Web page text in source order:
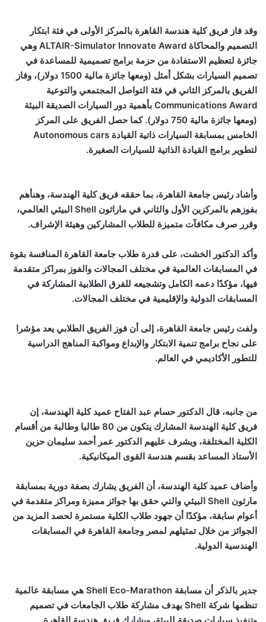
وقد فاز فريق كلية هندسة القاهرة بالمركز الأولى في فئة ابتكار
التصميم والمحاكاة ALTAIR-Simulator Innovate Award وهي
جائزة لتعظيم الاستفادة من حزمة برامج تصميمية للمساعدة في
تصميم السيارات بشكل أمثل (ومعها جائزة مالية 1500 دولار)، وفاز
الفريق بالمركز الثاني في فئة التواصل المجتمعي والتوعية
Communications Award بأهمية دور السيارات الصديقة البيئة
(ومعها جائزة مالية 750 دولار). كما حصل الفريق على المركز
الخامس بمسابقة السيارات ذاتية القيادة Autonomous cars
لتطوير برامج القيادة الذاتية للسيارات الصغيرة.
وأشاد رئيس جامعة القاهرة، بما حققه فريق كلية الهندسة، وهنأهم
بفوزهم بالمركزين الأول والثاني في ماراثون Shell البيئي العالمي،
وقرر صرف مكافآت متميزة للطلاب المشاركين وهيئة الإشراف.
وأكد الدكتور الخشت، على قدرة طلاب جامعة القاهرة المنافسة بقوة
في المسابقات العالمية في مختلف المجالات والفوز بمراكز متقدمة
فيها، مؤكدًا دعمه الكامل وتشجيعه للفرق الطلابية المشاركة في
المسابقات الدولية والإقليمية في مختلف المجالات.
ولفت رئيس جامعة القاهرة، إلى أن فوز الفريق الطلابي يعد مؤشرا
على نجاح برامج تنمية الابتكار والإبداع ومواكبة المناهج الدراسية
للتطور الأكاديمي في العالم.
من جانبه، قال الدكتور حسام عبد الفتاح عميد كلية الهندسة، إن
فريق كلية الهندسة المشارك يتكون من 80 طالبا وطالبة من أقسام
الكلية المختلفة، ويشرف عليهم الدكتور عمر أحمد سليمان حزين
الأستاذ المساعد بقسم هندسة القوى الميكانيكية.
وأضاف عميد كلية الهندسة، أن الفريق يشارك بصفة دورية بمسابقة
مارثون Shell البيئي والتي حقق بها جوائز مميزة ومراكز متقدمة في
أعوام سابقة، مؤكدًا أن جهود طلاب الكلية مستمرة لحصد المزيد من
الجوائز من خلال تمثيلهم لمصر وجامعة القاهرة في المسابقات
الهندسية الدولية.
جدير بالذكر أن مسابقة Shell Eco-Marathon هي مسابقة عالمية
تنظمها شركة Shell بهدف مشاركة طلاب الجامعات في تصميم
وتنفيذ سيارات صديقة للبيئة، ويشارك فريق هندسة القاهرة